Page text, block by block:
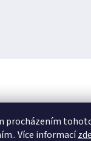
procházením
Více informací